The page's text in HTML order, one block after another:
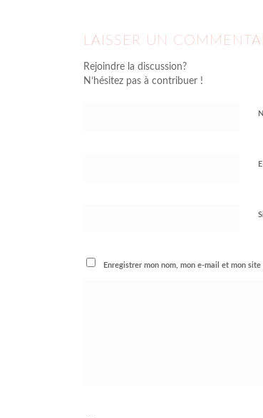
LAISSER UN
Rejoindre la discussion?
N’hésitez pas à contribuer !
Enregistrer mon nom, mon e-mail et mon